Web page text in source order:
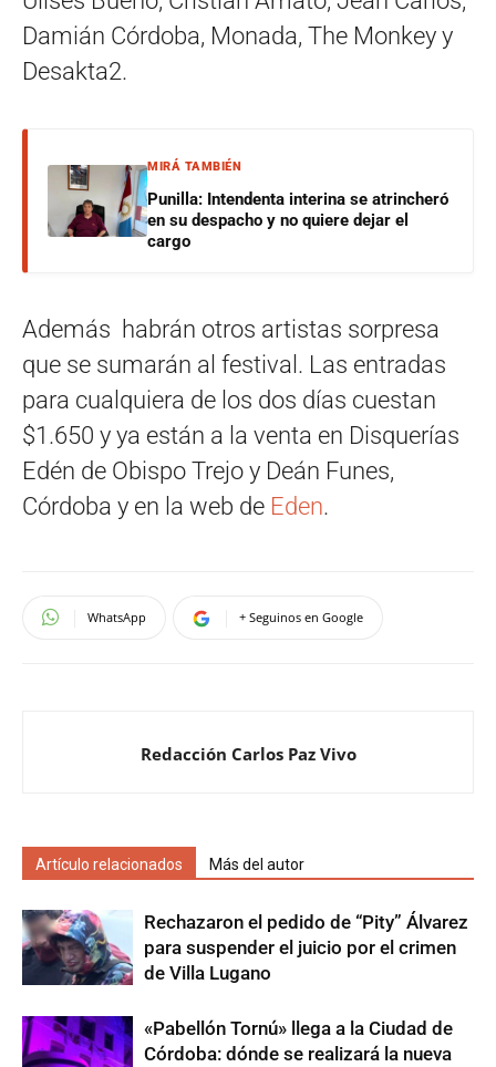
Damián Córdoba, Monada, The Monkey y
Desakta2.
MIRÁ TAMBIÉN
Punilla: Intendenta interina se atrincheró
en su despacho y no quiere dejar el
cargo
Además habrán otros artistas sorpresa
que se sumarán al festival. Las entradas
para cualquiera de los dos días cuestan
$1.650 y ya están a la venta en Disquerías
Edén de Obispo Trejo y Deán Funes,
Córdoba y en la web de Eden.
WhatsApp + Seguinos en Google
Redacción Carlos Paz Vivo
Artículo relacionados Más del autor
Rechazaron el pedido de “Pity” Álvarez
para suspender el juicio por el crimen
de Villa Lugano
«Pabellón Tornú» llega a la Ciudad de
Córdoba: dónde se realizará la nueva